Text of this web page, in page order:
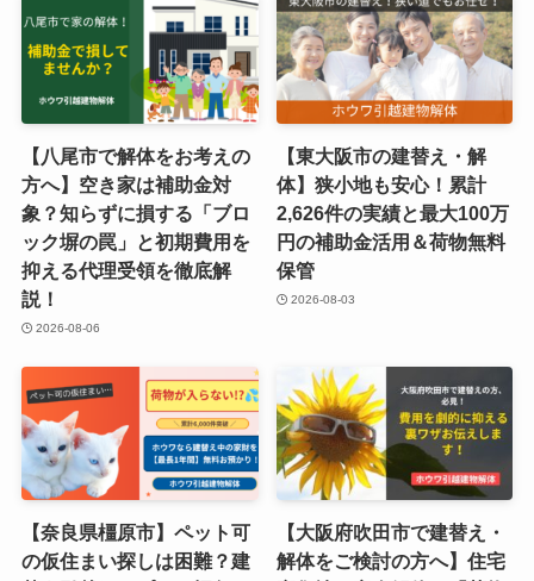
【八尾市で解体をお考えの
方へ】空き家は補助金対
象？知らずに損する「ブロ
ック塀の罠」と初期費用を
抑える代理受領を徹底解
説！
2026-08-06
【東大阪市の建替え・解
体】狭小地も安心！累計
2,626件の実績と最大100万
円の補助金活用＆荷物無料
保管
2026-08-03
【奈良県橿原市】ペット可
の仮住まい探しは困難？建
【大阪府吹田市で建替え・
解体をご検討の方へ】住宅